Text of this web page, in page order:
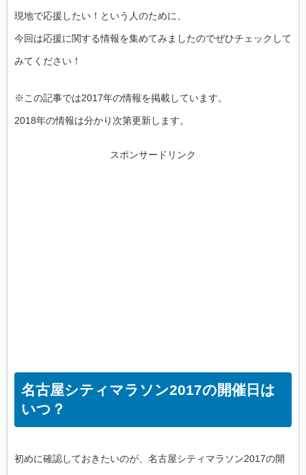
現地で応援したい！という人のために、
今回は応援に関する情報を集めてみましたのでぜひチェックして
みてください！
※この記事では2017年の情報を掲載しています。
2018年の情報は分かり次第更新します。
スポンサードリンク
名古屋シティマラソン2017の開催日は
いつ？
初めに確認しておきたいのが、名古屋シティマラソン2017の開